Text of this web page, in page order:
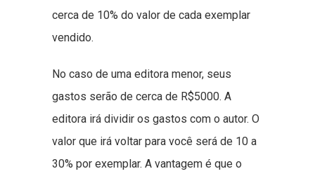
cerca de 10% do valor de cada exemplar
vendido.
No caso de uma editora menor, seus
gastos serão de cerca de R$5000. A
editora irá dividir os gastos com o autor. O
valor que irá voltar para você será de 10 a
30% por exemplar. A vantagem é que o